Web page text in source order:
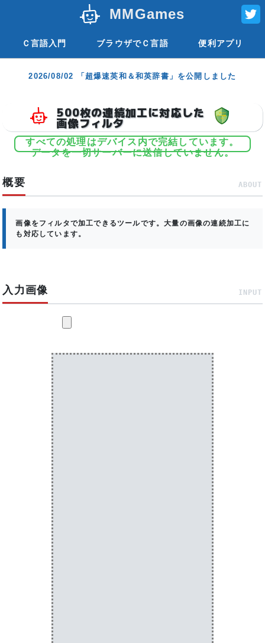
MMGames
Ｃ言語入門 ブラウザでＣ言語 便利アプリ
2026/08/02 「超爆速英和＆和英辞書」を公開しました
500枚の連続加工に対応した
画像フィルタ
すべての処理はデバイス内で完結しています。
データを一切サーバーに送信していません。
概要 ABOUT
画像をフィルタで加工できるツールです。大量の画像の連続加工に
も対応しています。
入力画像 INPUT